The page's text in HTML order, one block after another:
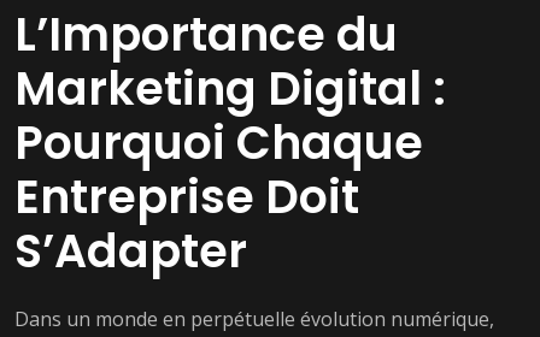
L’Importance du
Marketing Digital :
Pourquoi Chaque
Entreprise Doit
S’Adapter
Dans un monde en perpétuelle évolution numérique,